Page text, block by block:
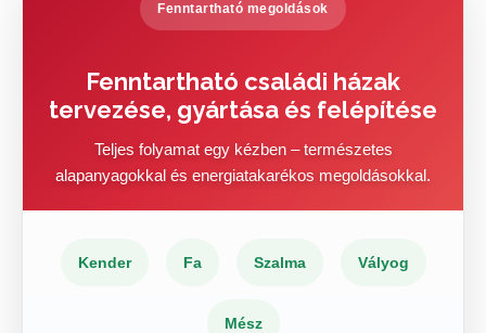
Fenntartható megoldások
Fenntartható családi házak
tervezése, gyártása és felépítése
Teljes folyamat egy kézben – természetes
alapanyagokkal és energiatakarékos megoldásokkal.
Kender Fa Szalma Vályog
Mész